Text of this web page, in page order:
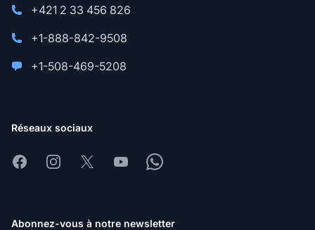
+421 2 33 456 826
+1-888-842-9508
+1-508-469-5208
Réseaux sociaux
FacebookInstagram
X YoutubeWhatsapp
Abonnez-vous à notre newsletter